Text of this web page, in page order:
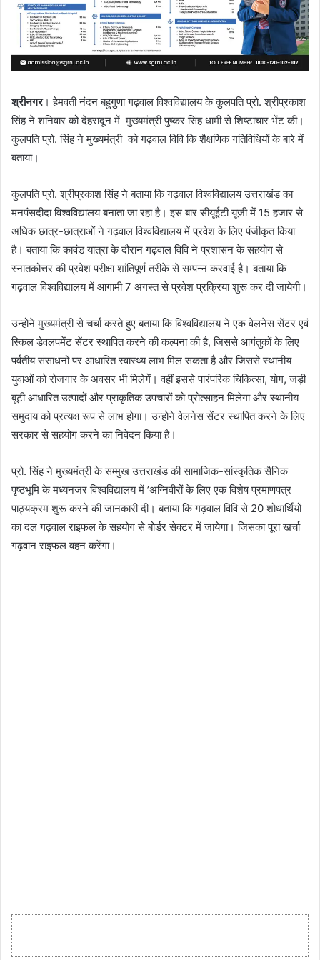
श्रीनगर। हेमवती नंदन बहुगुणा गढ़वाल विश्वविद्यालय के कुलपति प्रो. श्रीप्रकाश
सिंह ने शनिवार को देहरादून में मुख्यमंत्री पुष्कर सिंह धामी से शिष्टाचार भेंट की।
कुलपति प्रो. सिंह ने मुख्यमंत्री को गढ़वाल विवि कि शैक्षणिक गतिविधियों के बारे में
बताया।
कुलपति प्रो. श्रीप्रकाश सिंह ने बताया कि गढ़वाल विश्वविद्यालय उत्तराखंड का
मनपंसदीदा विश्वविद्यालय बनाता जा रहा है। इस बार सीयूईटी यूजी में 15 हजार से
अधिक छात्र-छात्राओं ने गढ़वाल विश्वविद्यालय में प्रवेश के लिए पंजीकृत किया
है। बताया कि कावंड यात्रा के दौरान गढ़वाल विवि ने प्रशासन के सहयोग से
स्नातकोत्तर की प्रवेश परीक्षा शांतिपूर्ण तरीके से सम्पन्न करवाई है। बताया कि
गढ़वाल विश्वविद्यालय में आगामी 7 अगस्त से प्रवेश प्रक्रिया शुरू कर दी जायेगी।
उन्होने मुख्यमंत्री से चर्चा करते हुए बताया कि विश्वविद्यालय ने एक वेलनेस सेंटर एवं
स्किल डेवलपमेंट सेंटर स्थापित करने की कल्पना की है, जिससे आगंतुकों के लिए
पर्वतीय संसाधनों पर आधारित स्वास्थ्य लाभ मिल सकता है और जिससे स्थानीय
युवाओं को रोजगार के अवसर भी मिलेगें। वहीं इससे पारंपरिक चिकित्सा, योग, जड़ी
बूटी आधारित उत्पादों और प्राकृतिक उपचारों को प्रोत्साहन मिलेगा और स्थानीय
समुदाय को प्रत्यक्ष रूप से लाभ होगा। उन्होने वेलनेस सेंटर स्थापित करने के लिए
सरकार से सहयोग करने का निवेदन किया है।
प्रो. सिंह ने मुख्यमंत्री के सम्मुख उत्तराखंड की सामाजिक-सांस्कृतिक सैनिक
पृष्ठभूमि के मध्यनजर विश्वविद्यालय में ’अग्निवीरों के लिए एक विशेष प्रमाणपत्र
पाठ्यक्रम शुरू करने की जानकारी दी। बताया कि गढ़वाल विवि से 20 शोधार्थियों
का दल गढ़वाल राइफल के सहयोग से बोर्डर सेक्टर में जायेगा। जिसका पूरा खर्चा
गढ़वान राइफल वहन करेंगा।